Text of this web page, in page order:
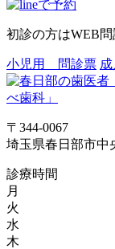
初診の方はWEB問
小児用 問診票
〒344-0067
埼玉県春日部市中
診療時間
月
火
水
木